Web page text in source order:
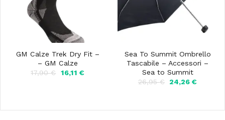
GM Calze Trek Dry Fit –
– GM Calze
17,90€
Il
16,11 €Il
Sea To Summit Ombrello
Tascabile – Accessori –
Sea to Summit
26,95€
Il
26,95 €.
24,26€Il
24,26 €.